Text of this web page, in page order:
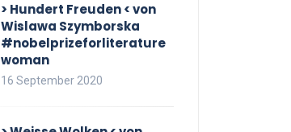
> Hundert Freuden < von
Wislawa Szymborska
#nobelprizeforliterature
woman
16 September 2020